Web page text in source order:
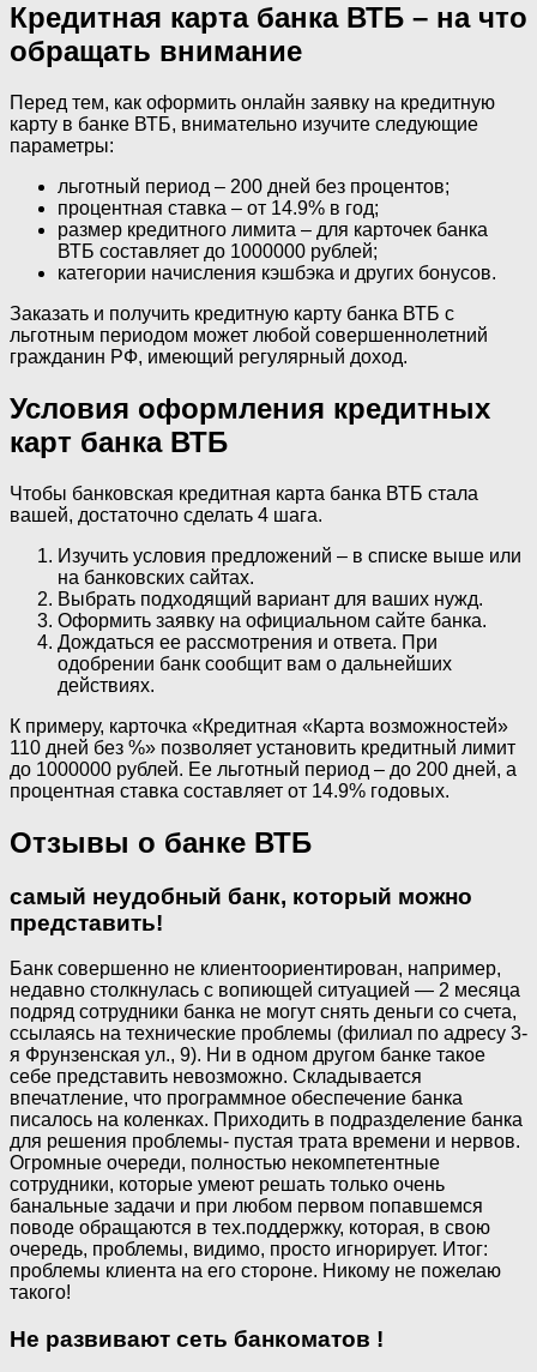
Кредитная карта банка ВТБ – на что
обращать внимание
Перед тем, как оформить онлайн заявку на кредитную
карту в банке ВТБ, внимательно изучите следующие
параметры:
льготный период – 200 дней без процентов;
процентная ставка – от 14.9% в год;
размер кредитного лимита – для карточек банка
ВТБ составляет до 1000000 рублей;
категории начисления кэшбэка и других бонусов.
Заказать и получить кредитную карту банка ВТБ с
льготным периодом может любой совершеннолетний
гражданин РФ, имеющий регулярный доход.
Условия оформления кредитных
карт банка ВТБ
Чтобы банковская кредитная карта банка ВТБ стала
вашей, достаточно сделать 4 шага.
Изучить условия предложений – в списке выше или
на банковских сайтах.
Выбрать подходящий вариант для ваших нужд.
Оформить заявку на официальном сайте банка.
Дождаться ее рассмотрения и ответа. При
одобрении банк сообщит вам о дальнейших
действиях.
К примеру, карточка «Кредитная «Карта возможностей»
110 дней без %» позволяет установить кредитный лимит
до 1000000 рублей. Ее льготный период – до 200 дней, а
процентная ставка составляет от 14.9% годовых.
Отзывы о банке ВТБ
самый неудобный банк, который можно
представить!
Банк совершенно не клиентоориентирован, например,
недавно столкнулась с вопиющей ситуацией — 2 месяца
подряд сотрудники банка не могут снять деньги со счета,
ссылаясь на технические проблемы (филиал по адресу 3-
я Фрунзенская ул., 9). Ни в одном другом банке такое
себе представить невозможно. Складывается
впечатление, что программное обеспечение банка
писалось на коленках. Приходить в подразделение банка
для решения проблемы- пустая трата времени и нервов.
Огромные очереди, полностью некомпетентные
сотрудники, которые умеют решать только очень
банальные задачи и при любом первом попавшемся
поводе обращаются в тех.поддержку, которая, в свою
очередь, проблемы, видимо, просто игнорирует. Итог:
проблемы клиента на его стороне. Никому не пожелаю
такого!
Не развивают сеть банкоматов !